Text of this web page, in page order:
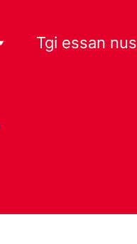
Tgi essan nus